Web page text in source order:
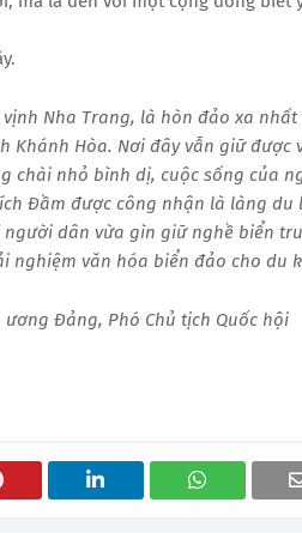
Nha Trang, là hòn đảo xa
Khánh Hòa. Nơi đây vẫn giữ được
chài nhỏ bình dị, cuộc sống của
Đầm được công nhận là làng du
dân vừa gìn giữ nghề biển
nghiệm văn hóa biển đảo cho du
Đảng, Phó Chủ tịch Quốc hội